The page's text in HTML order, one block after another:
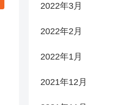
2022年3月
2022年2月
2022年1月
2021年12月